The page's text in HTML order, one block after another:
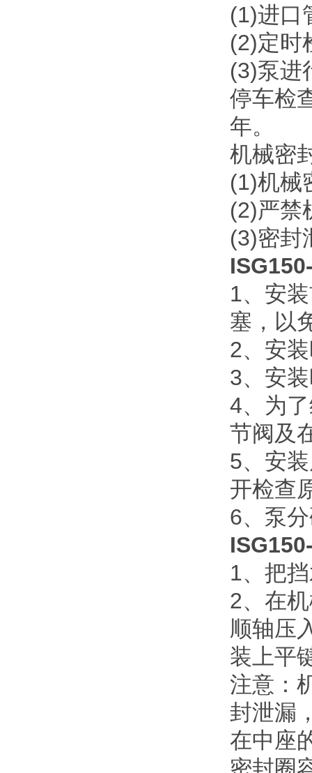
(1)进口
(2)定时
(3)泵进
停车检
年。
机械密
(1)机械
(2)严禁
(3)密封
1、安
塞，以
2、安
3、安
4、为
节阀及
5、安
开检查
6、泵
1、把
2、在
顺轴压
装上平
注意：
封泄漏
在中座